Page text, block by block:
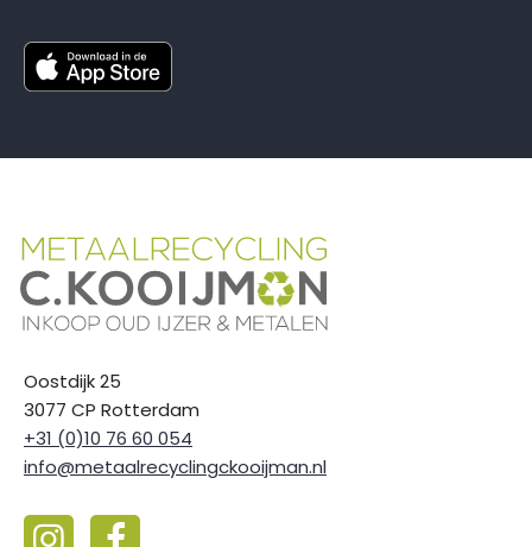
Oostdijk 25
3077 CP Rotterdam
+31 (0)10 76 60 054
info@metaalrecyclingckooijman.nl